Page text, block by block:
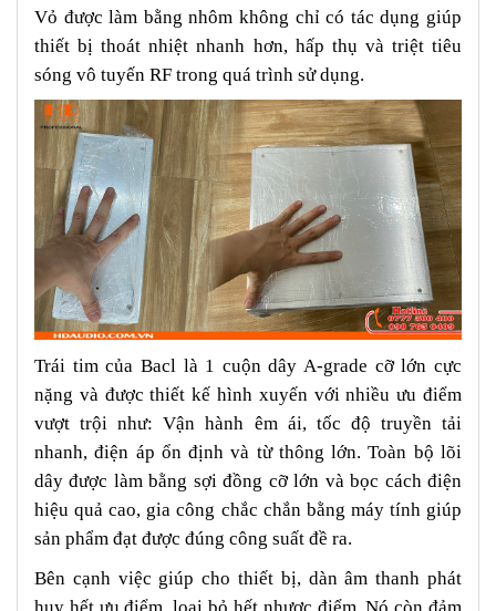
Vỏ được làm bằng nhôm không chỉ có tác dụng giúp
thiết bị thoát nhiệt nhanh hơn, hấp thụ và triệt tiêu
sóng vô tuyến RF trong quá trình sử dụng.
Trái tim của Bacl là 1 cuộn dây A-grade cỡ lớn cực
nặng và được thiết kế hình xuyến với nhiều ưu điểm
vượt trội như: Vận hành êm ái, tốc độ truyền tải
nhanh, điện áp ổn định và từ thông lớn. Toàn bộ lõi
dây được làm bằng sợi đồng cỡ lớn và bọc cách điện
hiệu quả cao, gia công chắc chắn bằng máy tính giúp
sản phẩm đạt được đúng công suất đề ra.
Bên cạnh việc giúp cho thiết bị, dàn âm thanh phát